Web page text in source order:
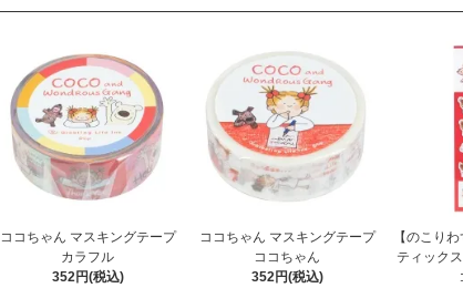
ココちゃん マスキングテープ
カラフル
352円(税込)
ココちゃん マスキングテープ
ココちゃん
352円(税込)
【のこり
ティック